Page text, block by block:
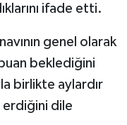
ifade etti.
genel olarak
beklediğini
birlikte aylardır
erdiğini dile